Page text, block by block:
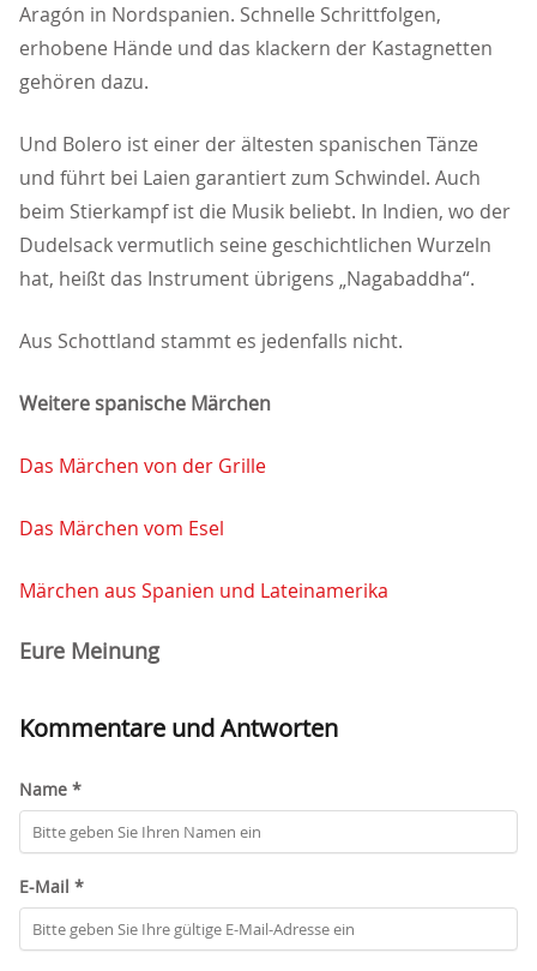
Aragón in Nordspanien. Schnelle Schrittfolgen,
erhobene Hände und das klackern der Kastagnetten
gehören dazu.
Und Bolero ist einer der ältesten spanischen Tänze
und führt bei Laien garantiert zum Schwindel. Auch
beim Stierkampf ist die Musik beliebt. In Indien, wo der
Dudelsack vermutlich seine geschichtlichen Wurzeln
hat, heißt das Instrument übrigens „Nagabaddha“.
Aus Schottland stammt es jedenfalls nicht.
Weitere spanische Märchen
Das Märchen von der Grille
Das Märchen vom Esel
Märchen aus Spanien und Lateinamerika
Eure Meinung
Kommentare und Antworten
Name *
E-Mail *